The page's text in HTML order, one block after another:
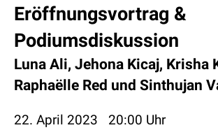
Eröffnungsvortrag &
Podiumsdiskussion
Luna Ali, Jehona Kicaj, Krisha
Raphaëlle Red und Sinthujan
22. April 2023 20:00 Uhr